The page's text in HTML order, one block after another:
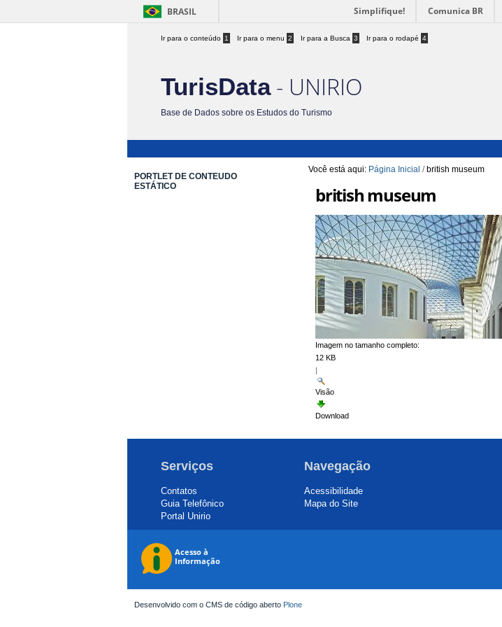
BRASIL Simplifique! Comunica BR
Ir para o conteúdo 1 Ir para o menu 2 Ir para a Busca 3 Ir para o rodapé 4
TurisData- UNIRIO
Base de Dados sobre os Estudos do Turismo
Você está aqui: Página Inicial / british museum
british museum
Imagem no tamanho completo:
12 KB
|
Visão
Download
PORTLET DE CONTEUDO
ESTÁTICO
Serviços
Contatos
Guia Telefônico
Portal Unirio
Navegação
Acessibilidade
Mapa do Site
Desenvolvido com o CMS de código aberto Plone